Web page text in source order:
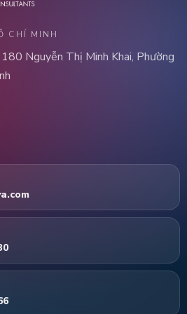
CHÍ MINH
Nguyễn Thị Minh Khai, Phường